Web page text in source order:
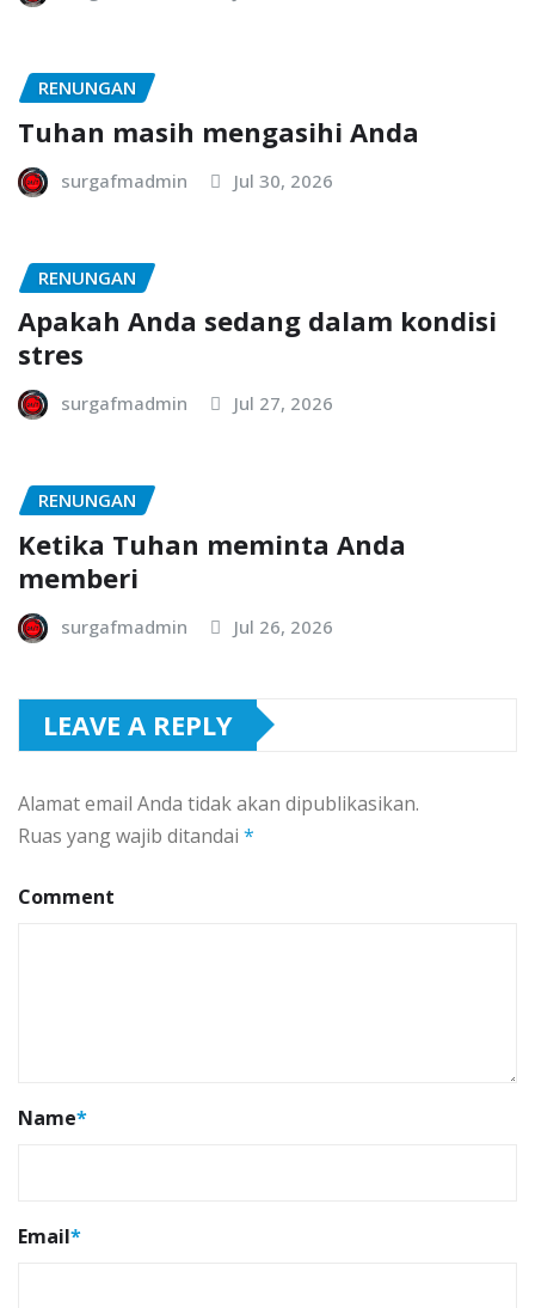
RENUNGAN
Tuhan masih mengasihi Anda
surgafmadmin Jul 30, 2026
RENUNGAN
Apakah Anda sedang dalam kondisi
stres
surgafmadmin Jul 27, 2026
RENUNGAN
Ketika Tuhan meminta Anda
memberi
surgafmadmin Jul 26, 2026
LEAVE A REPLY
Alamat email Anda tidak akan dipublikasikan.
Ruas yang wajib ditandai *
Comment
Name*
Email*